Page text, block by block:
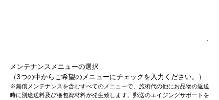
メンテナンスメニューの選択
（3つの中からご希望のメニューにチェックを入力ください。）
※無償メンテナンスを含むすべてのメニューで、施術代の他にお品物の返送
時に別途送料及び梱包資材料が発生致します。郵送のエイジングサポートを